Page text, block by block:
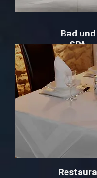
Bad und
SPA
Info
Restaura